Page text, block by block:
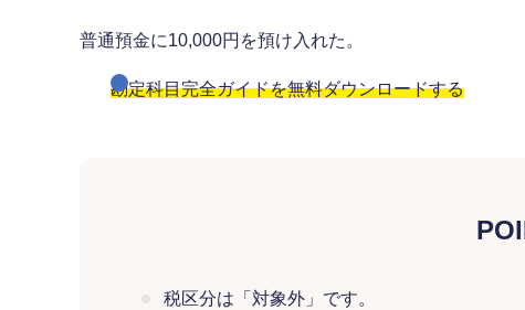
普通預金に10,000円を預け入れた。
勘定科目完全ガイドを無料ダウンロードする
税区分は「対象外」です。